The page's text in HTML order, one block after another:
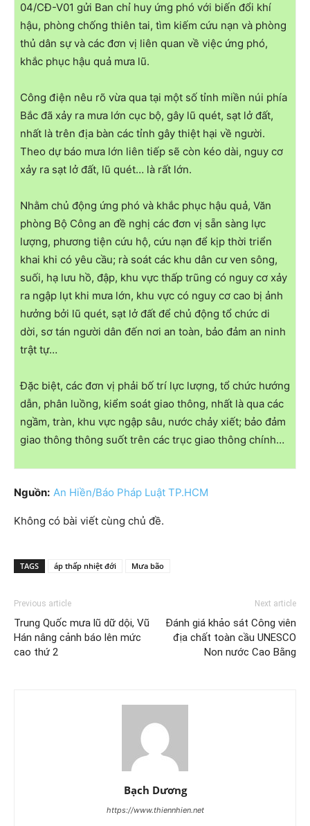
04/CĐ-V01 gửi Ban chỉ huy ứng phó với biến đổi khí
hậu, phòng chống thiên tai, tìm kiếm cứu nạn và phòng
thủ dân sự và các đơn vị liên quan về việc ứng phó,
khắc phục hậu quả mưa lũ.
Công điện nêu rõ vừa qua tại một số tỉnh miền núi phía
Bắc đã xảy ra mưa lớn cục bộ, gây lũ quét, sạt lở đất,
nhất là trên địa bàn các tỉnh gây thiệt hại về người.
Theo dự báo mưa lớn liên tiếp sẽ còn kéo dài, nguy cơ
xảy ra sạt lở đất, lũ quét… là rất lớn.
Nhằm chủ động ứng phó và khắc phục hậu quả, Văn
phòng Bộ Công an đề nghị các đơn vị sẵn sàng lực
lượng, phương tiện cứu hộ, cứu nạn để kịp thời triển
khai khi có yêu cầu; rà soát các khu dân cư ven sông,
suối, hạ lưu hồ, đập, khu vực thấp trũng có nguy cơ xảy
ra ngập lụt khi mưa lớn, khu vực có nguy cơ cao bị ảnh
hưởng bởi lũ quét, sạt lở đất để chủ động tổ chức di
dời, sơ tán người dân đến nơi an toàn, bảo đảm an ninh
trật tự…
Đặc biệt, các đơn vị phải bố trí lực lượng, tổ chức hướng
dẫn, phân luồng, kiểm soát giao thông, nhất là qua các
ngầm, tràn, khu vực ngập sâu, nước chảy xiết; bảo đảm
giao thông thông suốt trên các trục giao thông chính…
Nguồn: An Hiền/Báo Pháp Luật TP.HCM
Không có bài viết cùng chủ đề.
TAGS áp thấp nhiệt đới Mưa bão
Previous article
Trung Quốc mưa lũ dữ dội, Vũ
Hán nâng cảnh báo lên mức
cao thứ 2
Next article
Đánh giá khảo sát Công viên
địa chất toàn cầu UNESCO
Non nước Cao Bằng
Bạch Dương
https://www.thiennhien.net